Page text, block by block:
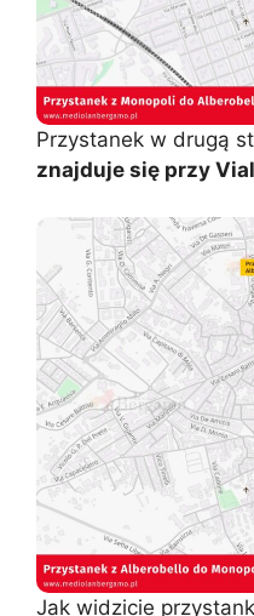
Przystanek w drugą
znajduje się przy
Jak widzicie